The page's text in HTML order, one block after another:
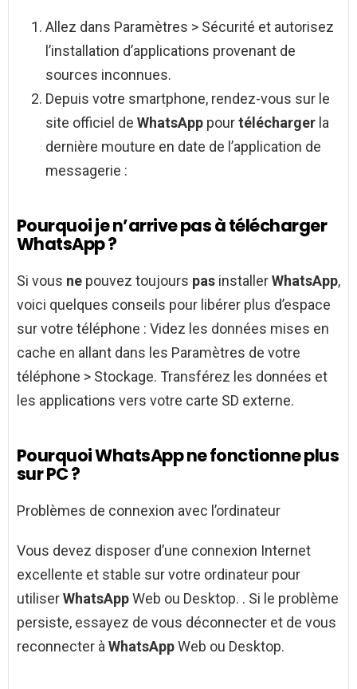
Allez dans Paramètres > Sécurité et autorisez
l’installation d’applications provenant de
sources inconnues.
Depuis votre smartphone, rendez-vous sur le
site officiel de WhatsApp pourtélécharger la
dernière mouture en date de l’application de
messagerie :
Pourquoi je n’arrive pas à télécharger
WhatsApp ?
Si vous ne pouvez toujours pas installerWhatsApp,
voici quelques conseils pour libérer plus d’espace
sur votre téléphone : Videz les données mises en
cache en allant dans les Paramètres de votre
téléphone > Stockage. Transférez les données et
les applications vers votre carte SD externe.
Pourquoi WhatsApp ne fonctionne plus
sur PC ?
Problèmes de connexion avec l’ordinateur
Vous devez disposer d’une connexion Internet
excellente et stable sur votre ordinateur pour
utiliserWhatsAppWeb ou Desktop. . Si le problème
persiste, essayez de vous déconnecter et de vous
reconnecter à WhatsAppWeb ou Desktop.